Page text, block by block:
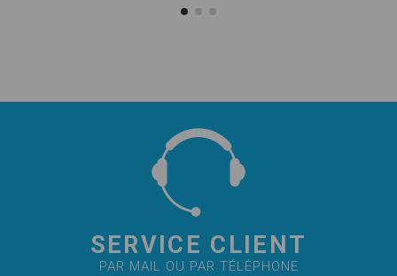
SERVICE CLIENT
PAR MAIL OU PAR TÉLÉPHONE